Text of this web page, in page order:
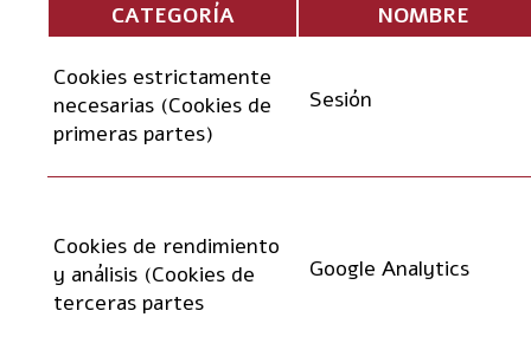
CATEGORÍA NOMBRE
Cookies estrictamente
necesarias (Cookies de
primeras partes)
Sesión
Cookies de rendimiento
y análisis (Cookies de
terceras partes
Google Analytics